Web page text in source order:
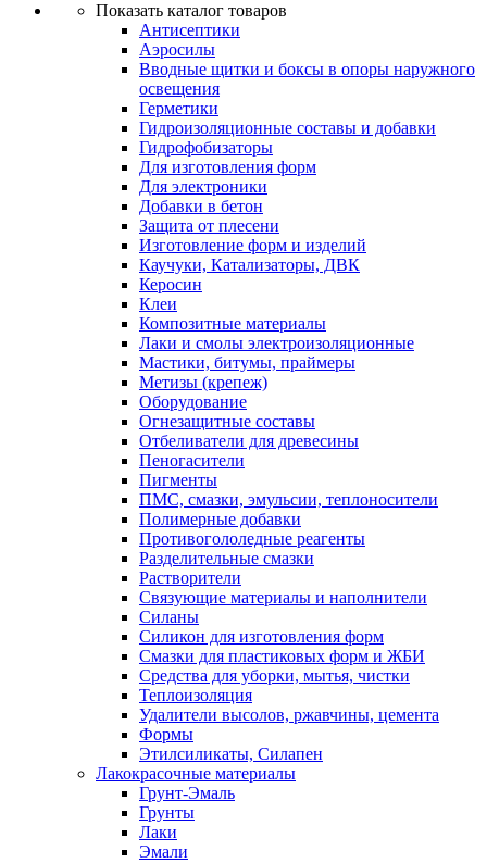
Показать каталог товаров
Антисептики
Аэросилы
Вводные щитки и боксы в опоры наружного
освещения
Герметики
Гидроизоляционные составы и добавки
Гидрофобизаторы
Для изготовления форм
Для электроники
Добавки в бетон
Защита от плесени
Изготовление форм и изделий
Каучуки, Катализаторы, ДВК
Керосин
Клеи
Композитные материалы
Лаки и смолы электроизоляционные
Мастики, битумы, праймеры
Метизы (крепеж)
Оборудование
Огнезащитные составы
Отбеливатели для древесины
Пеногасители
Пигменты
ПМС, смазки, эмульсии, теплоносители
Полимерные добавки
Противогололедные реагенты
Разделительные смазки
Растворители
Связующие материалы и наполнители
Силаны
Силикон для изготовления форм
Смазки для пластиковых форм и ЖБИ
Средства для уборки, мытья, чистки
Теплоизоляция
Удалители высолов, ржавчины, цемента
Формы
Этилсиликаты, Силапен
Лакокрасочные материалы
Грунт-Эмаль
Грунты
Лаки
Эмали